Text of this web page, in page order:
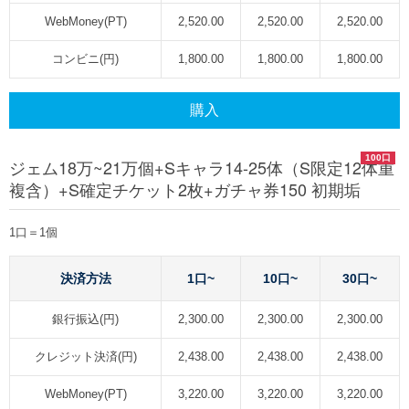
WebMoney(PT) 2,520.00 2,520.00 2,520.00
コンビニ(円) 1,800.00 1,800.00 1,800.00
購入
100口
ジェム18万~21万個+Sキャラ14-25体（S限定12体重
複含）+S確定チケット2枚+ガチャ券150 初期垢
1口＝1個
決済方法 1口~ 10口~ 30口~
銀行振込(円) 2,300.00 2,300.00 2,300.00
クレジット決済(円) 2,438.00 2,438.00 2,438.00
WebMoney(PT) 3,220.00 3,220.00 3,220.00